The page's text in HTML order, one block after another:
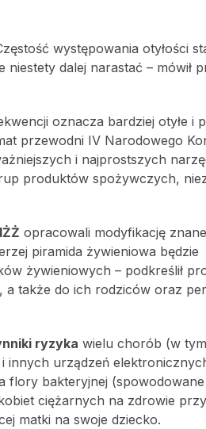
występowania otyłości
dalej narastać – mówił
oznacza bardziej otyłe i
przewodni IV Narodowego
i najprostszych
produktów spożywczych,
IŻŻ opracowali modyfikację
piramida żywieniowa będzie
żywieniowych – podkreślił
a także do ich rodziców oraz
ryzyka wielu chorób (w tym
innych urządzeń
flory bakteryjnej (spowodowane
ciężarnych na zdrowie
matki na swoje dziecko.